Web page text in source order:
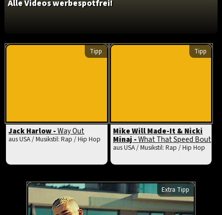
Alle Videos werbespotfrei!
Tipp
Jack Harlow -Way Out
aus USA / Musikstil: Rap / Hip Hop
Tipp
Mike Will Made-It & Nicki
Minaj -What That Speed Bout
aus USA / Musikstil: Rap / Hip Hop
Extra Tipp